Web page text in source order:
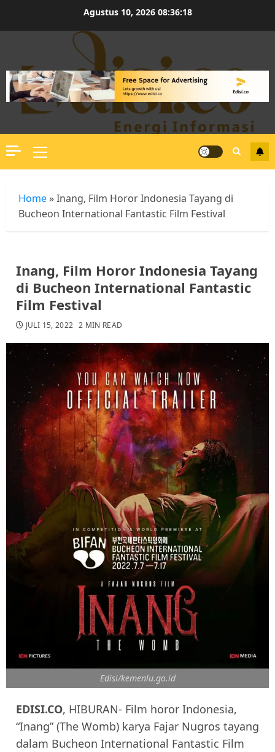
Agustus 10, 2026 08:36:19
Primary
Menu
Home »Inang, Film Horor Indonesia Tayang di
Bucheon International Fantastic Film Festival
Inang, Film Horor Indonesia Tayang
di Bucheon International Fantastic
Film Festival
JULI 15, 2022 2 MIN READ
Edisi/kemenlu.go.id
EDISI.CO, HIBURAN- Film horor Indonesia,
“Inang” (The Womb) karya Fajar Nugros tayang
dalam Bucheon International Fantastic Film